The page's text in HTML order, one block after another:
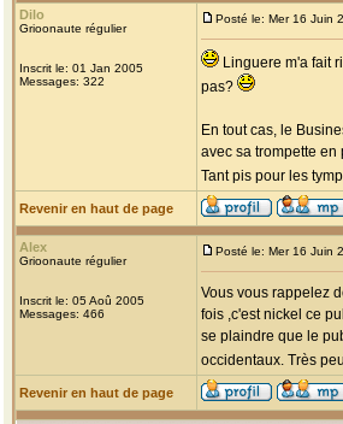
Dilo
Grioonaute régulier
Inscrit le: 01 Jan 2005
Messages: 322
Posté le: Mer 16 Juin
Linguere m'a fait
pas?
En tout cas, le
avec sa trompette en
Tant pis pour les
Revenir en haut de page
Alex
Grioonaute régulier
Inscrit le: 05 Aoû 2005
Messages: 466
Posté le: Mer 16 Juin
Vous vous rappelez
fois ,c'est nickel ce
se plaindre que le
occidentaux. Très
Revenir en haut de page